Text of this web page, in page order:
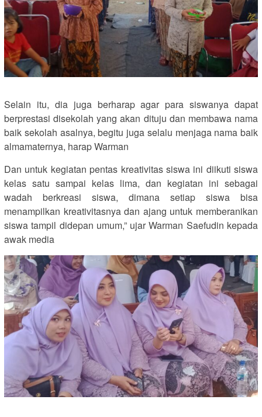
Selain itu, dia juga berharap agar para siswanya dapat
berprestasi disekolah yang akan dituju dan membawa nama
baik sekolah asalnya, begitu juga selalu menjaga nama baik
almamaternya, harap Warman
Dan untuk kegiatan pentas kreativitas siswa ini diikuti siswa
kelas satu sampai kelas lima, dan kegiatan ini sebagai
wadah berkreasi siswa, dimana setiap siswa bisa
menampilkan kreativitasnya dan ajang untuk memberanikan
siswa tampil didepan umum,” ujar Warman Saefudin kepada
awak media